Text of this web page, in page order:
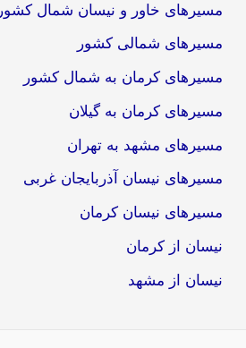
مسیرهای خاور و نیسان شمال کشور
مسیرهای شمالی کشور
مسیرهای کرمان به شمال کشور
مسیرهای کرمان به گیلان
مسیرهای مشهد به تهران
مسیرهای نیسان آذربایجان غربی
مسیرهای نیسان کرمان
نیسان از کرمان
نیسان از مشهد